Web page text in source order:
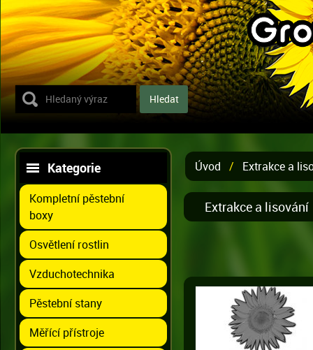
Kategorie
Kompletní pěstební
boxy
Osvětlení rostlin
Vzduchotechnika
Pěstební stany
Měřící přístroje
Úvod / Extrakce a
Extrakce a lisování